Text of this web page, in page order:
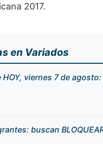
2017.
en Variados
viernes 7 de
buscan